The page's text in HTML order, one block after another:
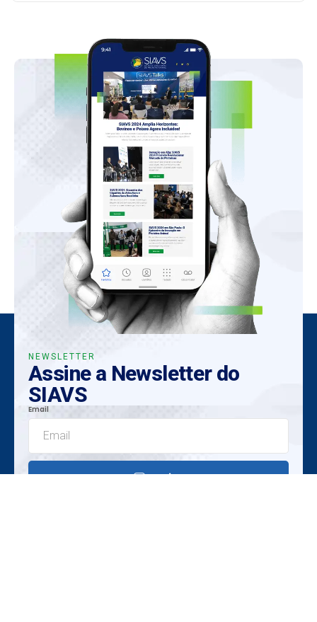
NEWSLETTER
Assine a Newsletter do
SIAVS
Email
Enviar